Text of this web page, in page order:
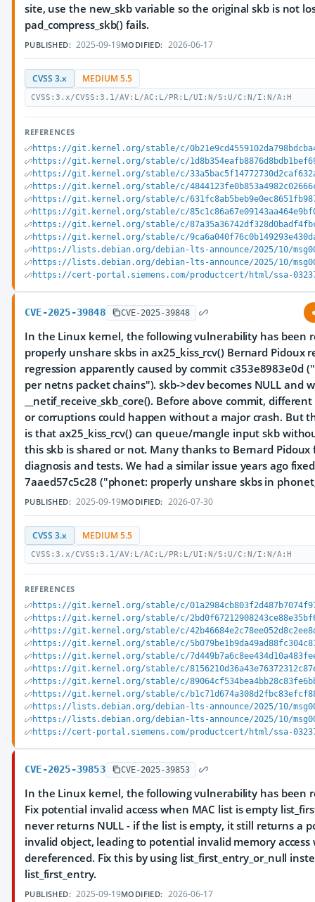
site, use the new_skb variable so the original skb is not
pad_compress_skb() fails.
PUBLISHED: 2025-09-19MODIFIED: 2026-06-17
CVSS 3.x MEDIUM 5.5
CVSS:3.x/CVSS:3.1/AV:L/AC:L/PR:L/UI:N/S:U/C:N/I:N/A:H
REFERENCES
https://git.kernel.org/stable/c/
https://git.kernel.org/stable/c/
https://git.kernel.org/stable/c/
https://git.kernel.org/stable/c/
https://git.kernel.org/stable/c/
https://git.kernel.org/stable/c/
https://git.kernel.org/stable/c/
https://git.kernel.org/stable/c/
https://lists.debian.org/debian-lts-announce/2025/10/
https://lists.debian.org/debian-lts-announce/2025/10/
https://cert-portal.siemens.com/productcert/html/ssa-
CVE-2025-39848 CVE-2025-39848
In the Linux kernel, the following vulnerability has been
properly unshare skbs in ax25_kiss_rcv() Bernard Pidoux
regression apparently caused by commit c353e8983e0d
per netns packet chains"). skb->dev becomes NULL and
__netif_receive_skb_core(). Before above commit,
or corruptions could happen without a major crash. But
is that ax25_kiss_rcv() can queue/mangle input skb
this skb is shared or not. Many thanks to Bernard Pidoux
diagnosis and tests. We had a similar issue years ago
7aaed57c5c28 ("phonet: properly unshare skbs in
PUBLISHED: 2025-09-19MODIFIED: 2026-07-30
CVSS 3.x MEDIUM 5.5
CVSS:3.x/CVSS:3.1/AV:L/AC:L/PR:L/UI:N/S:U/C:N/I:N/A:H
REFERENCES
https://git.kernel.org/stable/c/
https://git.kernel.org/stable/c/
https://git.kernel.org/stable/c/
https://git.kernel.org/stable/c/
https://git.kernel.org/stable/c/
https://git.kernel.org/stable/c/
https://git.kernel.org/stable/c/
https://git.kernel.org/stable/c/
https://lists.debian.org/debian-lts-announce/2025/10/
https://lists.debian.org/debian-lts-announce/2025/10/
https://cert-portal.siemens.com/productcert/html/ssa-
CVE-2025-39853 CVE-2025-39853
In the Linux kernel, the following vulnerability has been
Fix potential invalid access when MAC list is empty
never returns NULL - if the list is empty, it still returns a
invalid object, leading to potential invalid memory access
dereferenced. Fix this by using list_first_entry_or_null
list_first_entry.
PUBLISHED: 2025-09-19MODIFIED: 2026-06-17